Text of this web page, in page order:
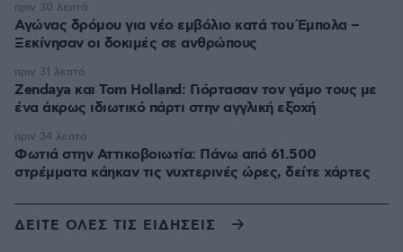
Αγώνας δρόμου για νέο εμβόλιο κατά του Έμπολα –
Ξεκίνησαν οι δοκιμές σε ανθρώπους
πριν 30 λεπτά
Zendaya και Tom Holland: Γιόρτασαν τον γάμο τους με
ένα άκρως ιδιωτικό πάρτι στην αγγλική εξοχή
πριν 31 λεπτά
Φωτιά στην Αττικοβοιωτία: Πάνω από 61.500
στρέμματα κάηκαν τις νυχτερινές ώρες, δείτε χάρτες
πριν 34 λεπτά
ΔΕΙΤΕ ΟΛΕΣ ΤΙΣ ΕΙΔΗΣΕΙΣ